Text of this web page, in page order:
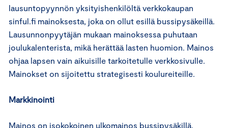
lausuntopyynnön yksityishenkilöltä verkkokaupan
sinful.fi mainoksesta, joka on ollut esillä bussipysäkeillä.
Lausunnonpyytäjän mukaan mainoksessa puhutaan
joulukalenterista, mikä herättää lasten huomion. Mainos
ohjaa lapsen vain aikuisille tarkoitetulle verkkosivulle.
Mainokset on sijoitettu strategisesti koulureiteille.
Markkinointi
Mainos on isokokoinen ulkomainos bussipysäkillä.